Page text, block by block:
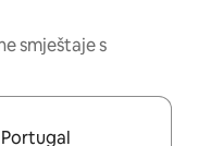
smještaje s
ih pregledati